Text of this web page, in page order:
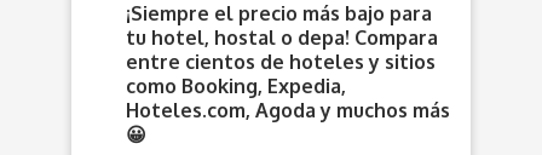
¡Siempre el precio más bajo para
tu hotel, hostal o depa! Compara
entre cientos de hoteles y sitios
como Booking, Expedia,
Hoteles.com, Agoda y muchos más
😀